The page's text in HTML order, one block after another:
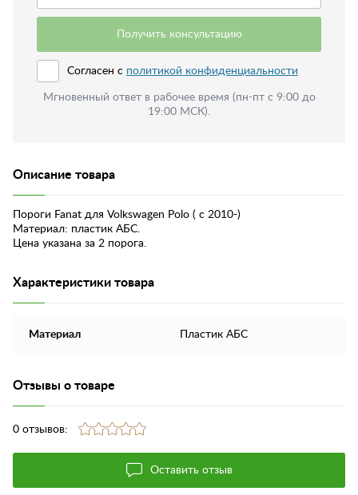
Получить консультацию
Согласен с политикой конфиденциальности
Мгновенный ответ в рабочее время (пн-пт с 9:00 до
19:00 МСК).
Описание товара
Пороги Fanat для Volkswagen Polo ( с 2010-)
Материал: пластик АБС.
Цена указана за 2 порога.
Характеристики товара
Материал Пластик АБС
Отзывы о товаре
0 отзывов:
Оставить отзыв